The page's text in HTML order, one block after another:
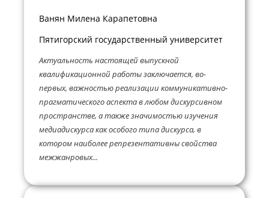
Ванян Милена Карапетовна
Пятигорский государственный университет
Актуальность настоящей выпускной
квалификационной работы заключается, во-
первых, важностью реализации коммуникативно-
прагматического аспекта в любом дискурсивном
пространстве, а также значимостью изучения
медиадискурса как особого типа дискурса, в
котором наиболее репрезентативны свойства
межжанровых...